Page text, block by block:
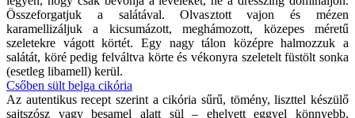
Összeforgatjuk a salátával. Olvasztott vajon és mézen
karamellizáljuk a kicsumázott, meghámozott, közepes méretű
szeletekre vágott körtét. Egy nagy tálon középre halmozzuk a
salátát, köré pedig felváltva körte és vékonyra szeletelt füstölt sonka
(esetleg libamell) kerül.
Csőben sült belga cikória
Az autentikus recept szerint a cikória sűrű, tömény, liszttel készülő
sajtszósz vagy besamel alatt sül – ehelyett eggyel könnyebb,